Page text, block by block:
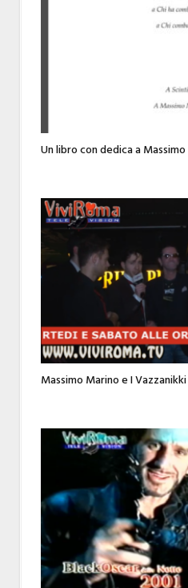
Un libro con dedica a
Massimo Marino e I